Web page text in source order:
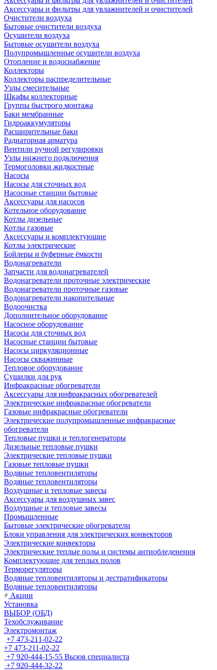
Аксессуары и фильтры для увлажнителей и очистителей
Очистители воздуха
Бытовые очистители воздуха
Осушители воздуха
Бытовые осушители воздуха
Полупромышленные осушители воздуха
Отопление и водоснабжение
Коллекторы
Коллекторы распределительные
Узлы смесительные
Шкафы коллекторные
Группы быстрого монтажа
Баки мембранные
Гидроаккумуляторы
Расширительные баки
Радиаторная арматура
Вентили ручной регулировки
Узлы нижнего подключения
Термоголовки жидкостные
Насосы
Насосы для сточных вод
Насосные станции бытовые
Аксессуары для насосов
Котельное оборудование
Котлы дизельные
Котлы газовые
Аксессуары и комплектующие
Котлы электрические
Бойлеры и буферные ёмкости
Водонагреватели
Запчасти для водонагревателей
Водонагреватели проточные электрические
Водонагреватели проточные газовые
Водонагреватели накопительные
Водоочистка
Дополнительное оборудование
Насосное оборудование
Насосы для сточных вод
Насосные станции бытовые
Насосы циркуляционные
Насосы скважинные
Тепловое оборудование
Сушилки для рук
Инфракрасные обогреватели
Аксессуары для инфракрасных обогревателей
Электрические инфракрасные обогреватели
Газовые инфракрасные обогреватели
Электрические полупромышленные инфракрасные
обогреватели
Тепловые пушки и теплогенераторы
Дизельные тепловые пушки
Электрические тепловые пушки
Газовые тепловые пушки
Водяные тепловентиляторы
Водяные тепловентиляторы
Воздушные и тепловые завесы
Аксессуары для воздушных завес
Воздушные и тепловые завесы
Промышленные
Бытовые электрические обогреватели
Блоки управления для электрических конвекторов
Электрические конвекторы
Электрические теплые полы и системы антиобледенения
Комплектующие для теплых полов
Терморегуляторы
Водяные тепловентиляторы и дестратификаторы
Водяные тепловентиляторы
Акции
Установка
ВЫБОР (ОБД)
Техобслуживание
Электромонтаж
+7 473-211-02-22
+7 473-211-02-22
+7 920-444-15-55 Вызов специалиста
+7 920-444-32-22